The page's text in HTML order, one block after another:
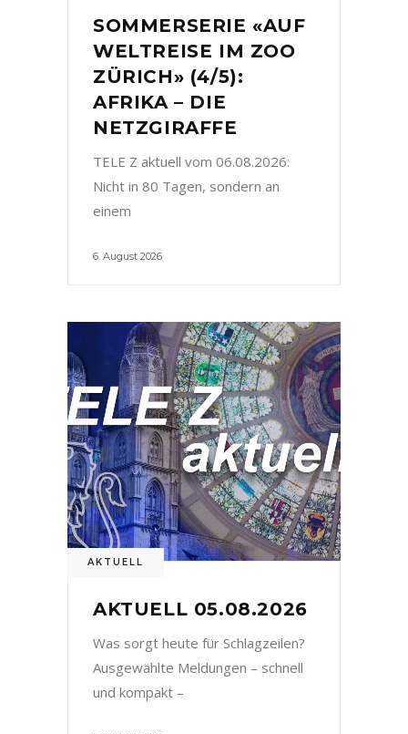
SOMMERSERIE «AUF
WELTREISE IM ZOO
ZÜRICH» (4/5):
AFRIKA – DIE
NETZGIRAFFE
TELE Z aktuell vom 06.08.2026:
Nicht in 80 Tagen, sondern an
einem
6. August 2026
AKTUELL
AKTUELL 05.08.2026
Was sorgt heute für Schlagzeilen?
Ausgewählte Meldungen – schnell
und kompakt –